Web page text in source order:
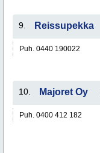
9. Reissupekka
Puh. 0440 190022
10. Majoret Oy
Puh. 0400 412 182